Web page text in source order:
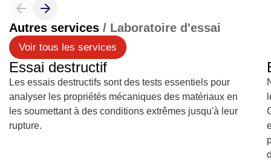
Autres services / Laboratoire d'essai
Voir tous les services
Essai destructif
Les essais destructifs sont des tests essentiels pour
analyser les propriétés mécaniques des matériaux en
les soumettant à des conditions extrêmes jusqu'à leur
rupture.